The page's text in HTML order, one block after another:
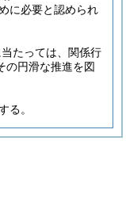
に必要と認められ
たっては、関係行
の円滑な推進を図
る。